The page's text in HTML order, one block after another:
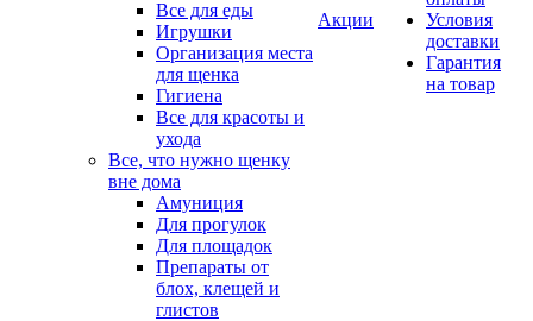
Все для еды
Игрушки
Организация места
для щенка
Гигиена
Все для красоты и
ухода
Все, что нужно щенку
вне дома
Амуниция
Для прогулок
Для площадок
Препараты от
блох, клещей и
глистов
Акции
Условия
доставки
Гарантия
на товар